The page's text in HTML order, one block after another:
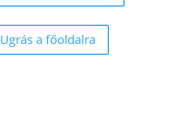
Ugrás a főoldalra